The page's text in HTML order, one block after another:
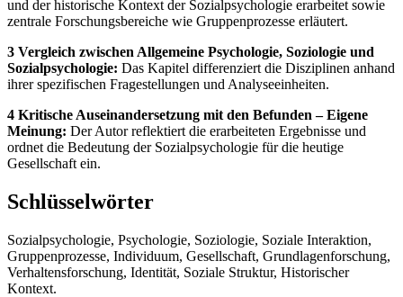
und der historische Kontext der Sozialpsychologie erarbeitet sowie
zentrale Forschungsbereiche wie Gruppenprozesse erläutert.
3 Vergleich zwischen Allgemeine Psychologie, Soziologie und
Sozialpsychologie: Das Kapitel differenziert die Disziplinen anhand
ihrer spezifischen Fragestellungen und Analyseeinheiten.
4 Kritische Auseinandersetzung mit den Befunden – Eigene
Meinung: Der Autor reflektiert die erarbeiteten Ergebnisse und
ordnet die Bedeutung der Sozialpsychologie für die heutige
Gesellschaft ein.
Schlüsselwörter
Sozialpsychologie, Psychologie, Soziologie, Soziale Interaktion,
Gruppenprozesse, Individuum, Gesellschaft, Grundlagenforschung,
Verhaltensforschung, Identität, Soziale Struktur, Historischer
Kontext.